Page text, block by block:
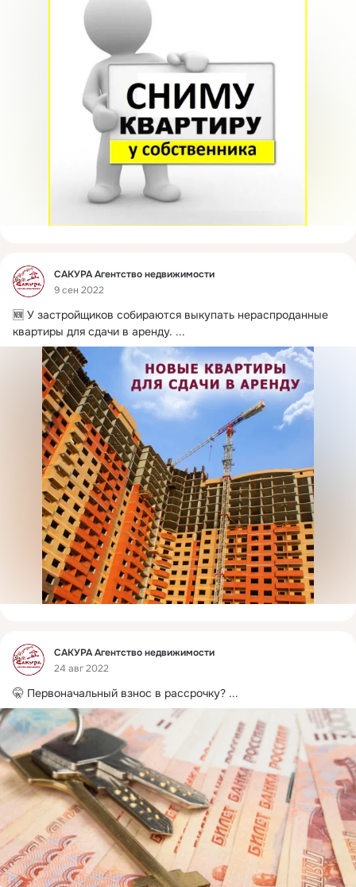
Фид
САКУРА Агентство недвижимости
9 сен 2022
🆕 У застройщиков собираются выкупать нераспроданные
квартиры для сдачи в аренду. ...
Фид
САКУРА Агентство недвижимости
24 авг 2022
🤫 Первоначальный взнос в рассрочку? ...